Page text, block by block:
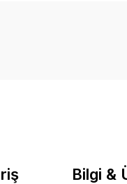
Bilgi &